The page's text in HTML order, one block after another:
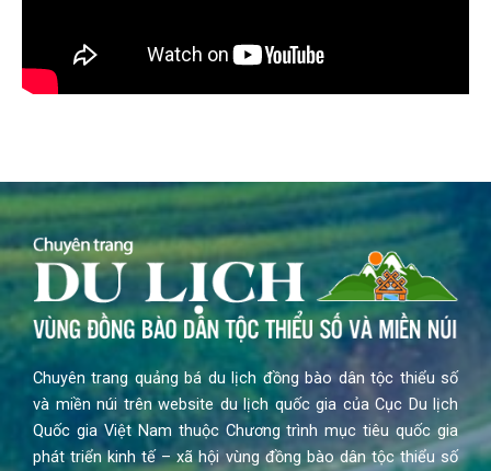
Chuyên trang quảng bá du lịch đồng bào dân tộc thiểu số
và miền núi trên website du lịch quốc gia của Cục Du lịch
Quốc gia Việt Nam thuộc Chương trình mục tiêu quốc gia
phát triển kinh tế – xã hội vùng đồng bào dân tộc thiểu số